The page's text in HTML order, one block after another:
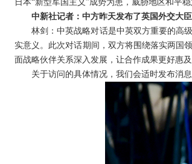
日本“新型军国主义”成势为患，威胁地区和平
中新社记者：中方昨天发布了英国外交大
林剑：中英战略对话是中英双方重要的高
实意义。此次对话期间，双方将围绕落实两国
面战略伙伴关系深入发展，让合作成果更好惠及
关于访问的具体情况，我们会适时发布消